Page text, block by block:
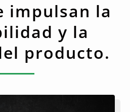
impulsan la
y la
producto.